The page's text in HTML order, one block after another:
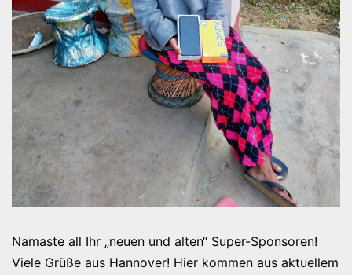
Namaste all Ihr „neuen und alten“ Super-Sponsoren!
Viele Grüße aus Hannover! Hier kommen aus aktuellem